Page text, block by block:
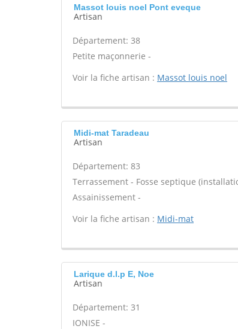
Massot louis noel Pont eveque
Artisan
Département: 38
Petite maçonnerie -
Voir la fiche artisan : Massot louis noel
Midi-mat Taradeau
Artisan
Département: 83
Terrassement - Fosse septique
Assainissement -
Voir la fiche artisan : Midi-mat
Larique d.l.p E, Noe
Artisan
Département: 31
IONISE -